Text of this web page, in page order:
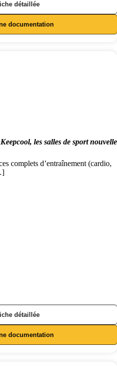
détaillée
documentation
les salles de sport nouvelle
complets d’entraînement (cardio,
détaillée
documentation